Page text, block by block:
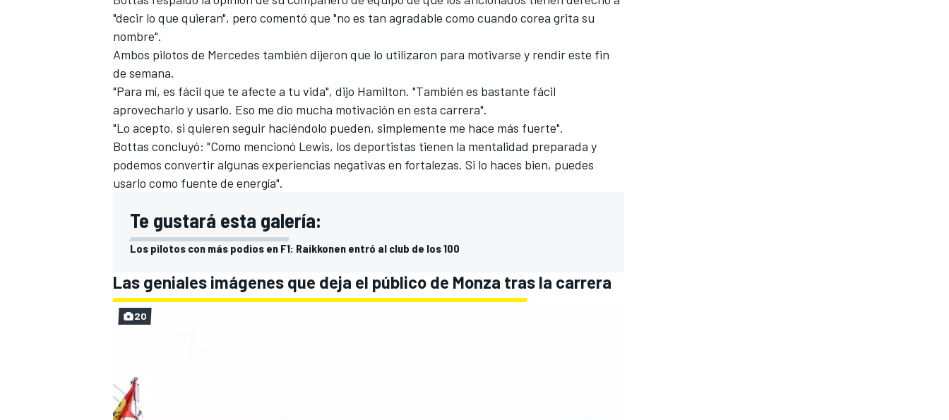
MÁS CATEGORÍAS
"decir lo que quieran", pero comentó que "no es tan agradable como cuando corea grita su
nombre".
Ambos pilotos de Mercedes también dijeron que lo utilizaron para motivarse y rendir este fin
de semana.
"Para mí, es fácil que te afecte a tu vida", dijo Hamilton. "También es bastante fácil
aprovecharlo y usarlo. Eso me dio mucha motivación en esta carrera".
"Lo acepto, si quieren seguir haciéndolo pueden, simplemente me hace más fuerte".
Bottas concluyó: "Como mencionó Lewis, los deportistas tienen la mentalidad preparada y
podemos convertir algunas experiencias negativas en fortalezas. Si lo haces bien, puedes
usarlo como fuente de energía".
Te gustará esta galería:
Los pilotos con más podios en F1: Raikkonen entró al club de los 100
Las geniales imágenes que deja el público de Monza tras la carrera
20